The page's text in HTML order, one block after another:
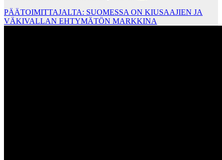
PÄÄTOIMITTAJALTA: SUOMESSA ON KIUSAAJIEN JA
VÄKIVALLAN EHTYMÄTÖN MARKKINA